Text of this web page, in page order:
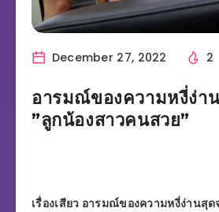
December 27, 2022 2
อารมณ์ของความหงี่ง่า
”ลูกน้องสาวคนสวย”
เรื่องเสียว อารมณ์ของความหงี่ง่านสุ